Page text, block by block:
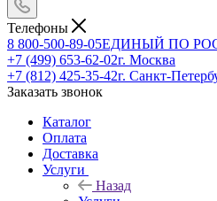
Телефоны
8 800-500-89-05ЕДИНЫЙ ПО
+7 (499) 653-62-02г. Москва
+7 (812) 425-35-42г. Санкт-
Заказать звонок
Каталог
Оплата
Доставка
Услуги
Назад